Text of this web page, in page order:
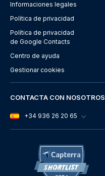
Informaciones legales
Política de privacidad
Política de privacidad
de Google Contacts
Centro de ayuda
Gestionar cookies
CONTACTA CON NOSOTROS
+34 936 26 20 65